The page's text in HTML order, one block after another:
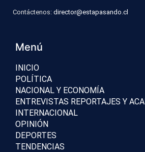
Contáctenos: director@estapasando.cl
Menú
INICIO
POLÍTICA
NACIONAL Y ECONOMÍA
ENTREVISTAS REPORTAJES Y
INTERNACIONAL
OPINIÓN
DEPORTES
TENDENCIAS